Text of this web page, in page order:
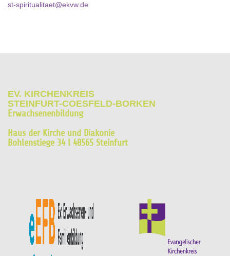
st-spiritualitaet@ekvw.de
EV. KIRCHENKREIS
STEINFURT-COESFELD-BORKEN
Erwachsenenbildung
Haus der Kirche und Diakonie
Bohlenstiege 34 l 48565 Steinfurt